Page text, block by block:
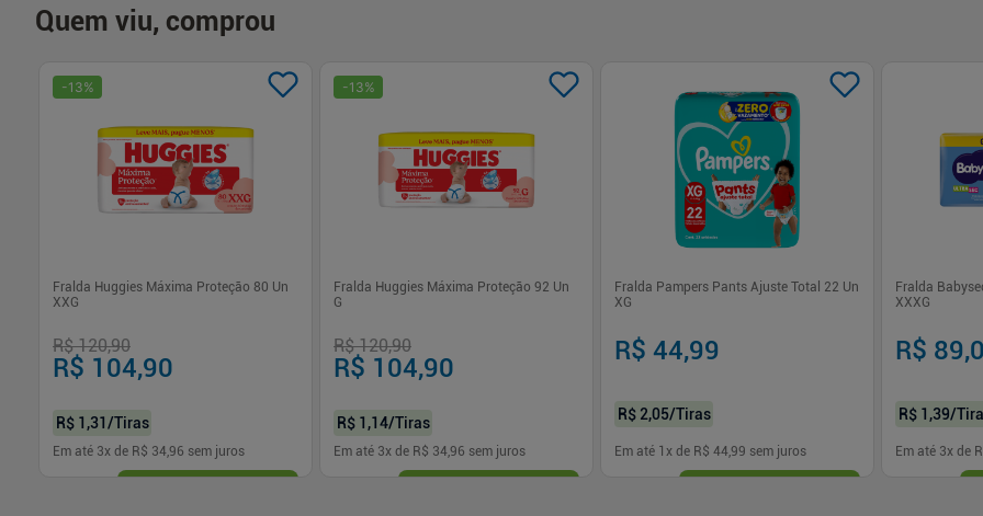
Quem viu, comprou
-13%
Fralda Huggies Máxima Proteção 80 Un
XXG
R$ 120,90
R$ 104,90
R$ 1,31/Tiras
Em até 3x de R$ 34,96 sem juros
-13%
Fralda Huggies Máxima Proteção 92 Un
G
R$ 120,90
R$ 104,90
R$ 1,14/Tiras
Em até 3x de R$ 34,96 sem juros
Fralda Pampers Pants Ajuste Total 22 Un
XG
R$ 44,99
R$ 2,05/Tiras
Em até 1 x de R$ 44,99 sem juros
Fralda
XXXG
R$
R$ 1,39/
Em até 3x de